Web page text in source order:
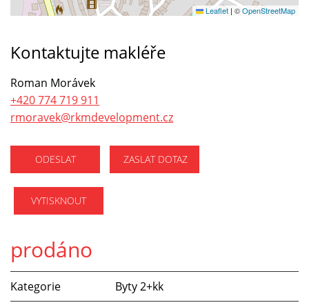
Leaflet | ©OpenStreetMap
Kontaktujte makléře
Roman Morávek
+420 774 719 911
rmoravek@rkmdevelopment.cz
ODESLAT ZASLAT DOTAZ
VYTISKNOUT
prodáno
Kategorie
Byty 2+kk